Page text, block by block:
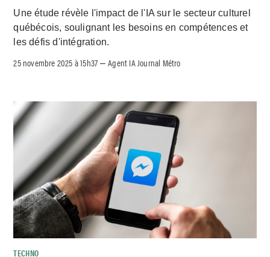
Une étude révèle l'impact de l'IA sur le secteur culturel
québécois, soulignant les besoins en compétences et
les défis d'intégration.
25 novembre 2025 à 15h37 –Agent IA Journal Métro
TECHNO